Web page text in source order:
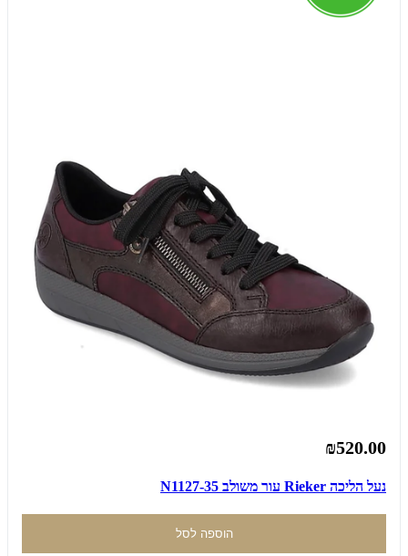
₪520.00
נעל הליכה Rieker עור משולב N1127-35
הוספה לסל